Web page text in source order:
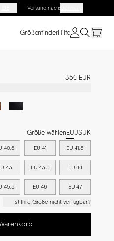
Versand nach:
GrößenfinderHilfe
350 EUR
Größe wählenEUUSUK
40.5 EU 41 EU 41.5
43 EU 43.5 EU 44
45.5 EU 46 EU 47
Ist Ihre Größe nicht verfügbar?